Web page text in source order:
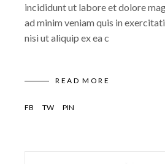
incididunt ut labore et dolore
ad minim veniam quis in
nisi ut aliquip ex ea c
READ MORE
FB TW PIN